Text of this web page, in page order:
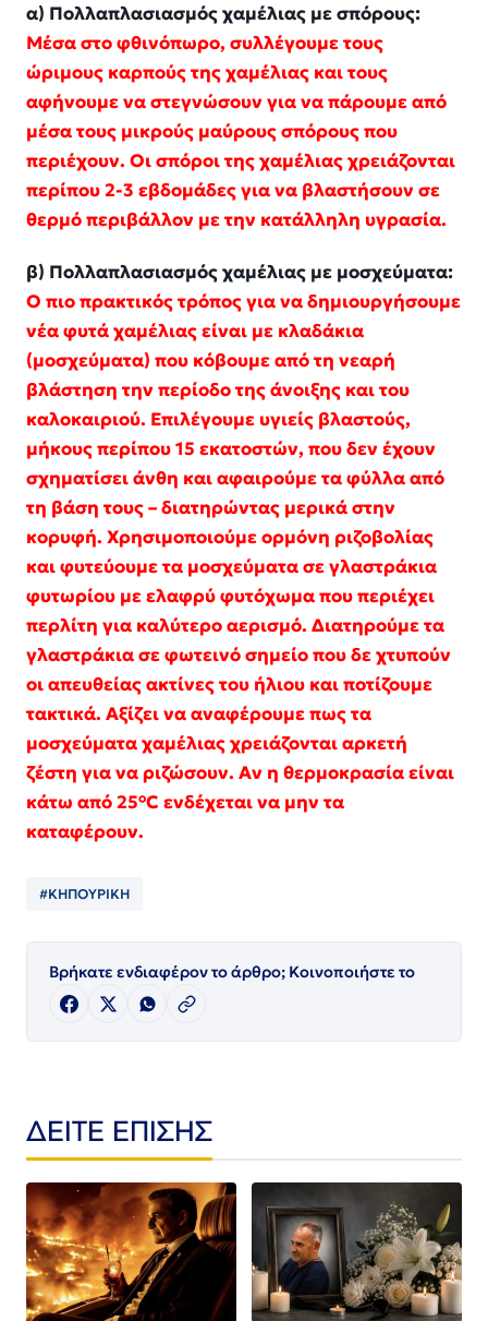
α) Πολλαπλασιασμός χαμέλιας με σπόρους:
Μέσα στο φθινόπωρο, συλλέγουμε τους
ώριμους καρπούς της χαμέλιας και τους
αφήνουμε να στεγνώσουν για να πάρουμε από
μέσα τους μικρούς μαύρους σπόρους που
περιέχουν. Οι σπόροι της χαμέλιας χρειάζονται
περίπου 2-3 εβδομάδες για να βλαστήσουν σε
θερμό περιβάλλον με την κατάλληλη υγρασία.
β) Πολλαπλασιασμός χαμέλιας με μοσχεύματα:
Ο πιο πρακτικός τρόπος για να δημιουργήσουμε
νέα φυτά χαμέλιας είναι με κλαδάκια
(μοσχεύματα) που κόβουμε από τη νεαρή
βλάστηση την περίοδο της άνοιξης και του
καλοκαιριού. Επιλέγουμε υγιείς βλαστούς,
μήκους περίπου 15 εκατοστών, που δεν έχουν
σχηματίσει άνθη και αφαιρούμε τα φύλλα από
τη βάση τους – διατηρώντας μερικά στην
κορυφή. Χρησιμοποιούμε ορμόνη ριζοβολίας
και φυτεύουμε τα μοσχεύματα σε γλαστράκια
φυτωρίου με ελαφρύ φυτόχωμα που περιέχει
περλίτη για καλύτερο αερισμό. Διατηρούμε τα
γλαστράκια σε φωτεινό σημείο που δε χτυπούν
οι απευθείας ακτίνες του ήλιου και ποτίζουμε
τακτικά. Αξίζει να αναφέρουμε πως τα
μοσχεύματα χαμέλιας χρειάζονται αρκετή
ζέστη για να ριζώσουν. Αν η θερμοκρασία είναι
κάτω από 25°C ενδέχεται να μην τα
καταφέρουν.
#ΚΗΠΟΥΡΙΚΗ
Βρήκατε ενδιαφέρον το άρθρο; Κοινοποιήστε το
ΔΕΙΤΕ ΕΠΙΣΗΣ